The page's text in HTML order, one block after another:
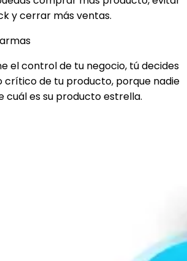
y cerrar más ventas.
el control de tu negocio, tú decides
crítico de tu producto, porque nadie
cuál es su producto estrella.